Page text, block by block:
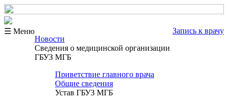
☰ Меню
Запись к врачу
Новости
Сведения о медицинской организации
ГБУЗ МГБ
Приветствие главного врача
Общие сведения
Устав ГБУЗ МГБ